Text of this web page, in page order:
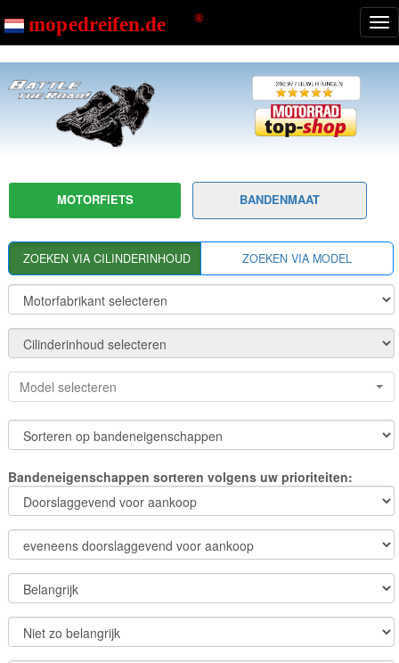
MOTORFIETS BANDENMAAT
ZOEKEN VIA CILINDERINHOUD ZOEKEN VIA MODEL
Model selecteren
Bandeneigenschappen sorteren volgens uw prioriteiten: